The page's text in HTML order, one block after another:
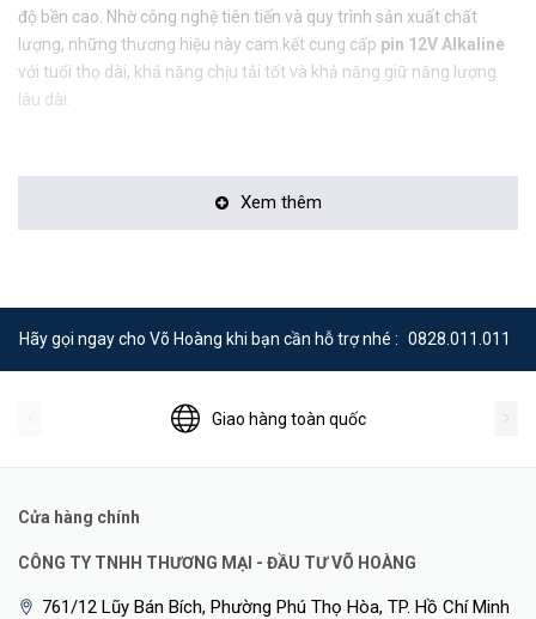
độ bền cao. Nhờ công nghệ tiên tiến và quy trình sản xuất chất
lượng, những thương hiệu này cam kết cung cấp pin 12V Alkaline
với tuổi thọ dài, khả năng chịu tải tốt và khả năng giữ năng lượng
lâu dài.
Xem thêm
Hãy gọi ngay cho Võ Hoàng khi bạn cần hỗ trợ nhé : 0828.011.011
Giao hàng toàn quốc
Cửa hàng chính
CÔNG TY TNHH THƯƠNG MẠI - ĐẦU TƯ VÕ HOÀNG
761/12 Lũy Bán Bích, Phường Phú Thọ Hòa, TP. Hồ Chí Minh